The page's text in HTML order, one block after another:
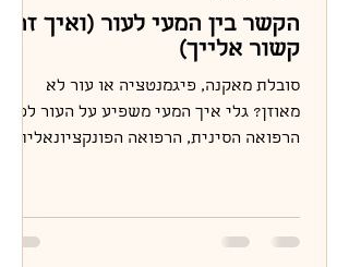
הקשר בין המעי לעור (ואיך זה
קשור אלייך)
סובלת מאקנה, פיגמנטציה או עור לא
מאוזן? גלי איך המעי משפיע על העור לפי
הרפואה הסינית, הרפואה הפונקציונאלית